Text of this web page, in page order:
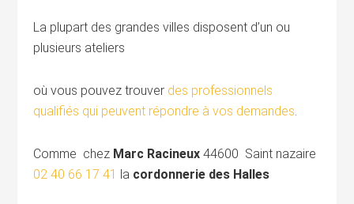
La plupart des grandes villes disposent d’un ou
plusieurs ateliers
où vous pouvez trouver des professionnels
qualifiés qui peuvent répondre à vos demandes.
Comme chez Marc Racineux 44600 Saint nazaire
02 40 66 17 41 la cordonnerie des Halles